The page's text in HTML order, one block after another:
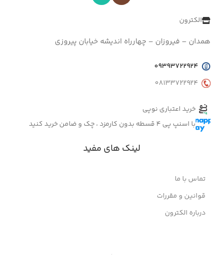
الکترون
همدان – فیروزان – چهارراه اندیشه خیابان پیروزی
09393722924
08133722924
خرید اعتباری نوپی
با اسنپ پی 4 قسطه بدون کارمزد ، چک و ضامن خرید کنید
لینک های مفید
تماس با ما
قوانین و مقررات
درباره الکترون